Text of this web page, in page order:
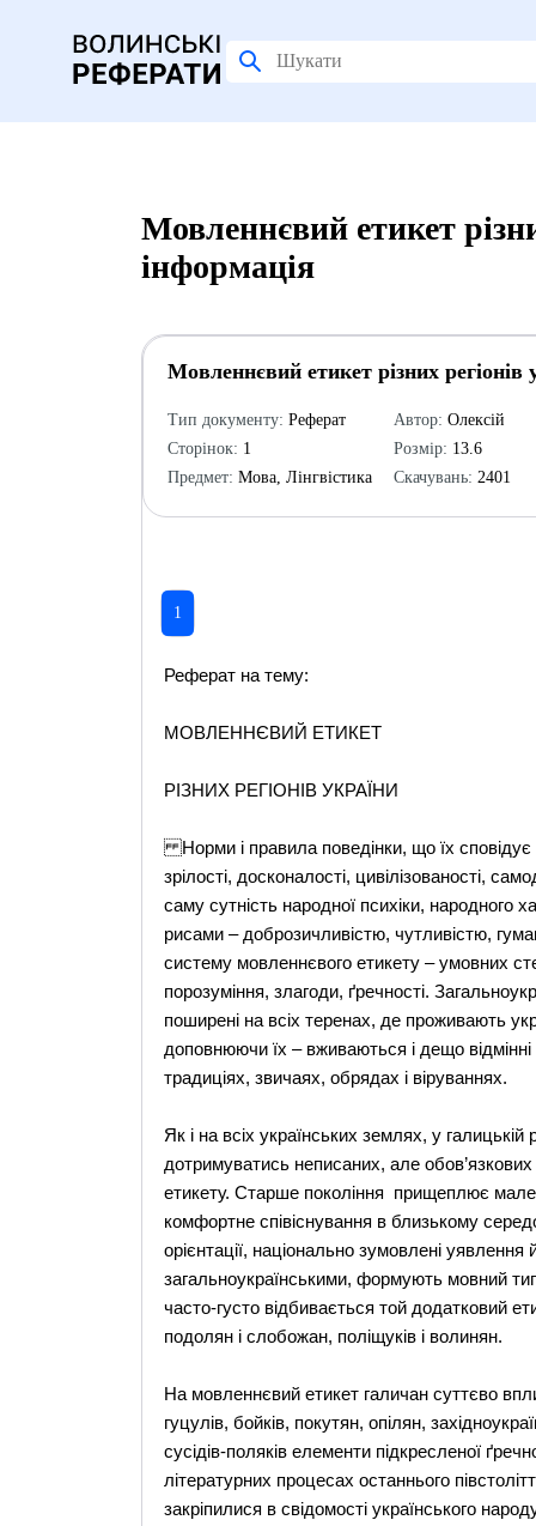
Мовленнєвий етикет
інформація
Мовленнєвий етикет різних регіонів
Тип документу: Реферат
Сторінок: 1
Предмет: Мова, Лінгвістика
Автор: Олексій
Розмір: 13.6
Скачувань: 2401
1
Реферат на тему:
МОВЛЕННЄВИЙ ЕТИКЕТ
РІЗНИХ РЕГІОНІВ УКРАЇНИ
Норми і правила поведінки, що їх сповідує
зрілості, досконалості, цивілізованості,
саму сутність народної психіки, народного
рисами – доброзичливістю, чутливістю,
систему мовленнєвого етикету – умовних
порозуміння, злагоди, ґречності.
поширені на всіх теренах, де проживають
доповнюючи їх – вживаються і дещо
традиціях, звичаях, обрядах і віруваннях.
Як і на всіх українських землях, у
дотримуватись неписаних, але
етикету. Старше покоління прищеплює
комфортне співіснування в близькому
орієнтації, національно зумовлені
загальноукраїнськими, формують мовний
часто-густо відбивається той додатковий
подолян і слобожан, поліщуків і волинян.
На мовленнєвий етикет галичан суттєво
гуцулів, бойків, покутян, опілян,
сусідів-поляків елементи підкресленої
літературних процесах останнього
закріпилися в свідомості українського